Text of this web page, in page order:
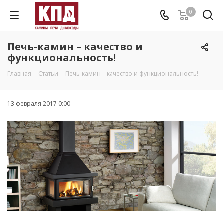
0
Печь-камин – качество и
функциональность!
Главная - Статьи - Печь-камин – качество и функциональность!
13 февраля 2017 0:00